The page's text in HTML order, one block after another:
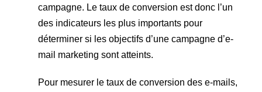
campagne. Le taux de conversion est donc l’un
des indicateurs les plus importants pour
déterminer si les objectifs d’une campagne d’e-
mail marketing sont atteints.
Pour mesurer le taux de conversion des e-mails,